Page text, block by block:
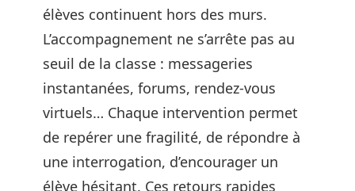
élèves continuent hors des murs.
L’accompagnement ne s’arrête pas au
seuil de la classe : messageries
instantanées, forums, rendez-vous
virtuels… Chaque intervention permet
de repérer une fragilité, de répondre à
une interrogation, d’encourager un
élève hésitant. Ces retours rapides